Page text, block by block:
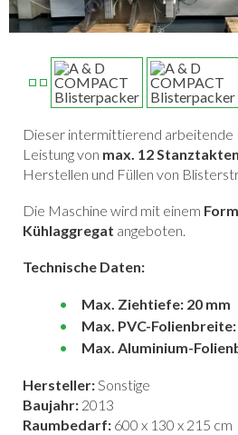
Dieser intermittierend arbeitende
Leistung von max. 12
Herstellen und Füllen von
Die Maschine wird mit einem
Kühlaggregat angeboten.
Technische Daten:
Max. Ziehtiefe: 20 mm
Max. PVC-Folienbreite:
Max. Aluminium-
Hersteller:Sonstige
Baujahr: 2013
Raumbedarf: 600 x 130 x 215 cm